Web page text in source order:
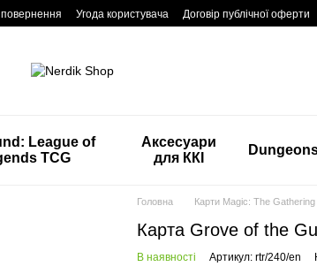
Угода користувача Договір публічної оферти
League of
TCG
Аксесуари
для ККІ
Головна Карти Magic: The Gathering
Карта Grove of the
В наявності Артикул: rtr/240/en